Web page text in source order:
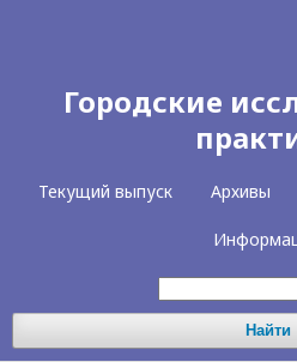
Городские
Текущий выпуск Архивы
Найти